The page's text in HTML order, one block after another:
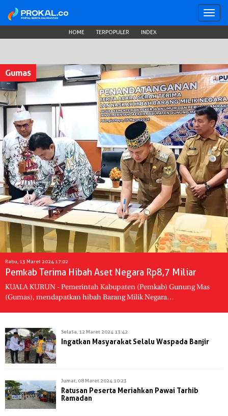
HOME TERPOPULER INDEX
Gumas
Rabu, 13 Maret 2024 17:02
Pemkab Terima Hibah Aset Negara Rp8,7 Miliar
KUALA KURUN - Pemerintah Kabupaten (Pemkab) Gunung Mas
(Gumas), mendapatkan hibah Barang Milik Negara…
Selasa, 12 Maret 2024 13:42
Ingatkan Masyarakat Selalu Waspada Banjir
Jumat, 08 Maret 2024 10:23
Ratusan Peserta Meriahkan Pawai Tarhib
Ramadan